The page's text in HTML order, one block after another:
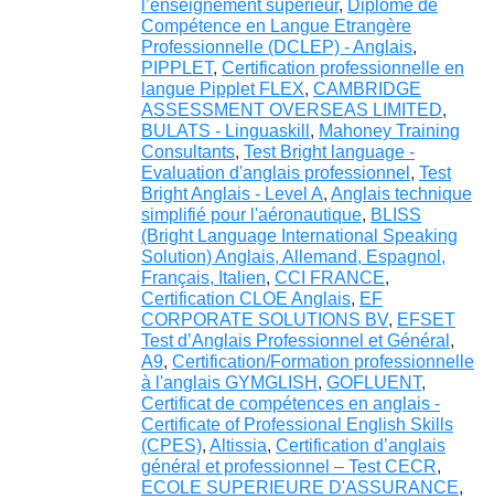
l’enseignement supérieur, Diplôme de
Compétence en Langue Etrangère
Professionnelle (DCLEP) - Anglais,
PIPPLET, Certification professionnelle en
langue Pipplet FLEX, CAMBRIDGE
ASSESSMENT OVERSEAS LIMITED,
BULATS - Linguaskill , Mahoney Training
Consultants, Test Bright language -
Evaluation d'anglais professionnel , Test
Bright Anglais - Level A, Anglais technique
simplifié pour l'aéronautique, BLISS
(Bright Language International Speaking
Solution) Anglais, Allemand, Espagnol,
Français, Italien, CCI FRANCE,
Certification CLOE Anglais, EF
CORPORATE SOLUTIONS BV, EFSET
Test d’Anglais Professionnel et Général ,
A9, Certification/Formation professionnelle
à l'anglais GYMGLISH , GOFLUENT,
Certificat de compétences en anglais -
Certificate of Professional English Skills
(CPES), Altissia, Certification d’anglais
général et professionnel – Test CECR,
ECOLE SUPERIEURE D'ASSURANCE,